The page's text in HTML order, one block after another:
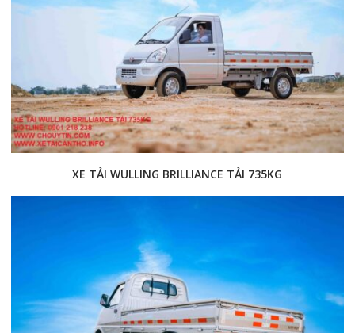
XE TẢI WULLING BRILLIANCE TẢI 735KG